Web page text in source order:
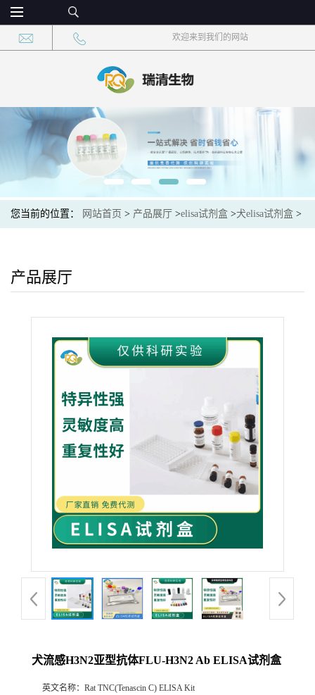
欢迎来到我们的网站
您当前的位置： 网站首页 > 产品展厅 >elisa试剂盒 >犬elisa试剂盒 >
产品展厅
犬流感H3N2亚型抗体FLU-H3N2 Ab ELISA试剂盒
英文名称： Rat TNC(Tenascin C) ELISA Kit